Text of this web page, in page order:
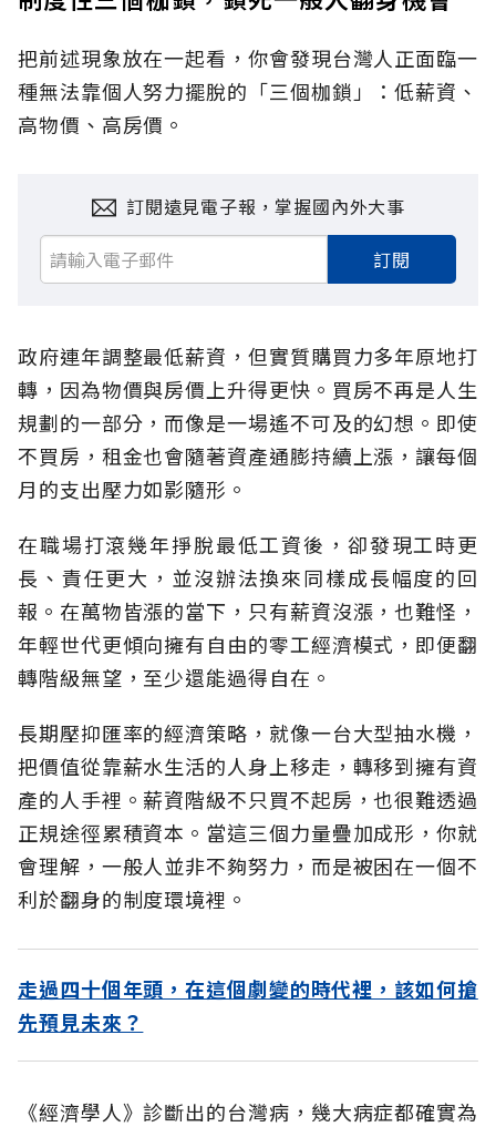
把前述現象放在一起看，你會發現台灣人正面臨一
種無法靠個人努力擺脫的「三個枷鎖」：低薪資、
高物價、高房價。
訂閱遠見電子報，掌握國內外大事
訂閱
政府連年調整最低薪資，但實質購買力多年原地打
轉，因為物價與房價上升得更快。買房不再是人生
規劃的一部分，而像是一場遙不可及的幻想。即使
不買房，租金也會隨著資產通膨持續上漲，讓每個
月的支出壓力如影隨形。
在職場打滾幾年掙脫最低工資後，卻發現工時更
長、責任更大，並沒辦法換來同樣成長幅度的回
報。在萬物皆漲的當下，只有薪資沒漲，也難怪，
年輕世代更傾向擁有自由的零工經濟模式，即便翻
轉階級無望，至少還能過得自在。
長期壓抑匯率的經濟策略，就像一台大型抽水機，
把價值從靠薪水生活的人身上移走，轉移到擁有資
產的人手裡。薪資階級不只買不起房，也很難透過
正規途徑累積資本。當這三個力量疊加成形，你就
會理解，一般人並非不夠努力，而是被困在一個不
利於翻身的制度環境裡。
走過四十個年頭，在這個劇變的時代裡，該如何搶
先預見未來？
《經濟學人》診斷出的台灣病，幾大病症都確實為